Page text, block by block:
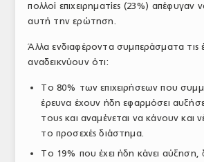
πολλοί επιχειρηματίες (23%)
αυτή την ερώτηση.
Άλλα ενδιαφέροντα συμπεράσματα τις
αναδεικνύουν ότι:
Το 80% των επιχειρήσεων που
έρευνα έχουν ήδη εφαρμόσει
τους και αναμένεται να κάνουν και
το προσεχές διάστημα.
Το 19% που έχει ήδη κάνει αύξηση,